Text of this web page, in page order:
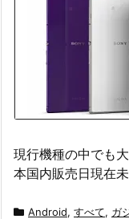
現行機種の中でも
本国内販売日現在
Android, すべて, ガ